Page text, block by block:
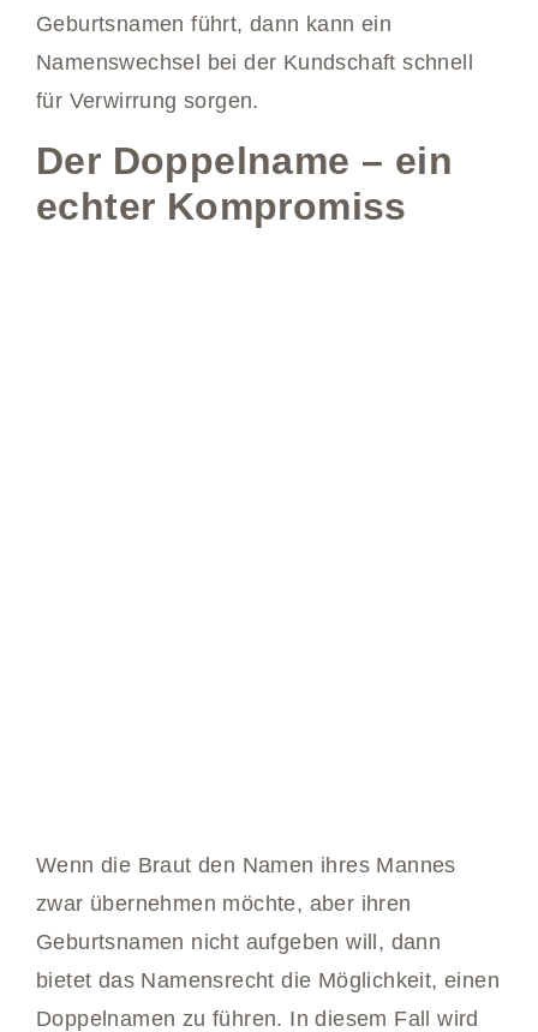
Geburtsnamen führt, dann kann ein
Namenswechsel bei der Kundschaft schnell
für Verwirrung sorgen.
Der Doppelname – ein
echter Kompromiss
Wenn die Braut den Namen ihres Mannes
zwar übernehmen möchte, aber ihren
Geburtsnamen nicht aufgeben will, dann
bietet das Namensrecht die Möglichkeit, einen
Doppelnamen zu führen. In diesem Fall wird